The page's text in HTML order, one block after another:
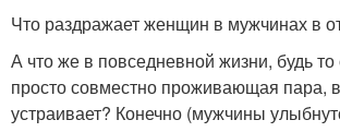
Что раздражает женщин в мужчинах в
А что же в повседневной жизни, будь то
просто совместно проживающая пара,
устраивает? Конечно (мужчины